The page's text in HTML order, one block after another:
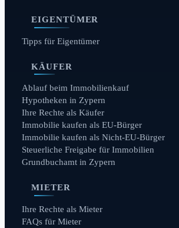
EIGENTÜMER
Tipps für Eigentümer
KÄUFER
Ablauf beim Immobilienkauf
Hypotheken in Zypern
Ihre Rechte als Käufer
Immobilie kaufen als EU-Bürger
Immobilie kaufen als Nicht-EU-Bürger
Steuerliche Freigabe für Immobilien
Grundbuchamt in Zypern
MIETER
Ihre Rechte als Mieter
FAQs für Mieter